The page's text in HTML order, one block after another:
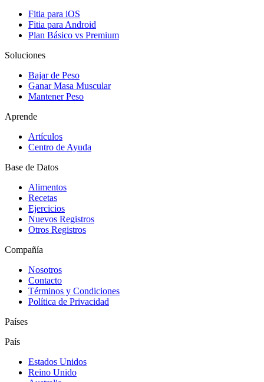
Fitia para iOS
Fitia para Android
Plan Básico vs Premium
Soluciones
Bajar de Peso
Ganar Masa Muscular
Mantener Peso
Aprende
Artículos
Centro de Ayuda
Base de Datos
Alimentos
Recetas
Ejercicios
Nuevos Registros
Otros Registros
Compañía
Nosotros
Contacto
Términos y Condiciones
Política de Privacidad
Países
País
Estados Unidos
Reino Unido